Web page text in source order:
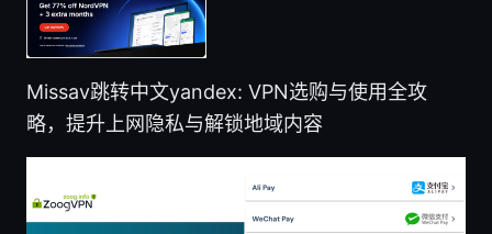
Missav跳转中文yandex: VPN选购与使用全攻
略，提升上网隐私与解锁地域内容